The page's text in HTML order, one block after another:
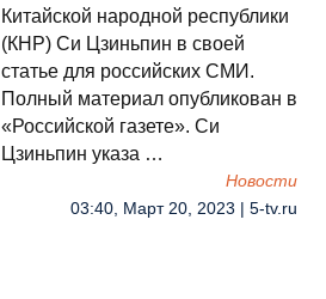
Китайской народной республики
(КНР) Си Цзиньпин в своей
статье для российских СМИ.
Полный материал опубликован в
«Российской газете». Си
Цзиньпин указа …
Новости
03:40, Март 20, 2023 | 5-tv.ru